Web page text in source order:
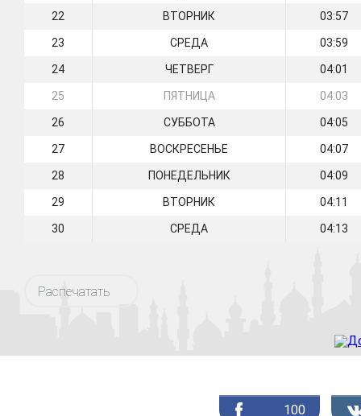
22 ВТОРНИК 03:57
23 СРЕДА 03:59
24 ЧЕТВЕРГ 04:01
25 ПЯТНИЦА 04:03
26 СУББОТА 04:05
27 ВОСКРЕСЕНЬЕ 04:07
28 ПОНЕДЕЛЬНИК 04:09
29 ВТОРНИК 04:11
30 СРЕДА 04:13
Распечатать
100